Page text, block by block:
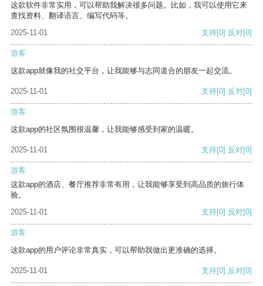
这款软件非常实用，可以帮助我解决很多问题。比如，我可以使用它来
查找资料、翻译语言、编写代码等。
2025-11-01
支持[0] 反对[0]
游客
这款app就像我的社交平台，让我能够与志同道合的朋友一起交流。
2025-11-01 支持[0] 反对[0]
游客
这款app的社区氛围很温馨，让我能够感受到家的温暖。
2025-11-01 支持[0] 反对[0]
游客
这款app的酒店、餐厅推荐非常有用，让我能够享受到高品质的旅行体
验。
2025-11-01
支持[0] 反对[0]
游客
这款app的用户评论非常真实，可以帮助我做出更准确的选择。
2025-11-01 支持[0] 反对[0]